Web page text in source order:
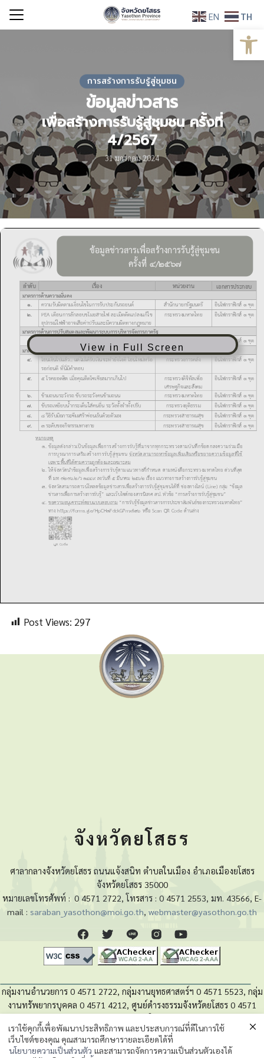
Skip
การสร้างการรับรู้สู่ชุมชน
ข้อมูลข่าวสาร
เพื่อสร้างการรับรู้สู่ชุมชน ครั้งที่
4/2567
31 มกราคม 2024
View in Full Screen
Post Views: 297
จังหวัดยโสธร
ศาลากลางจังหวัดยโสธร ถนนแจ้งสนิท ตำบลในเมือง อำเภอเมืองยโสธร
จังหวัดยโสธร 35000
หมายเลขโทรศัพท์ : 0 4571 2722, โทรสาร : 0 4571 2553, มท. 43566, E-
mail : saraban_yasothon@moi.go.th webmaster@yasothon.go.th
กลุ่มงานอำนวยการ 0 4571 2722, กลุ่มงานยุทธศาสตร์ฯ 0 4571 5523, กลุ่ม
งานทรัพยากรบุคคล 0 4571 4212, ศูนย์ดำรงธรรมจังหวัดยโสธร 0 4571
นโยบายความเป็นส่วนตัวของข้อมูล
EN TH
เราใช้คุกกี้เพื่อพัฒนาประสิทธิภาพ และประสบการณ์ที่ดีในการใช้
เว็บไซต์ของคุณ คุณสามารถศึกษารายละเอียดได้ที่
นโยบายความเป็นส่วนตัว และสามารถจัดการความเป็นส่วนตัวเองได้